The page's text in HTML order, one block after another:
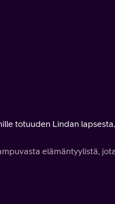
totuuden Lindan lapsesta.
elämäntyylistä,